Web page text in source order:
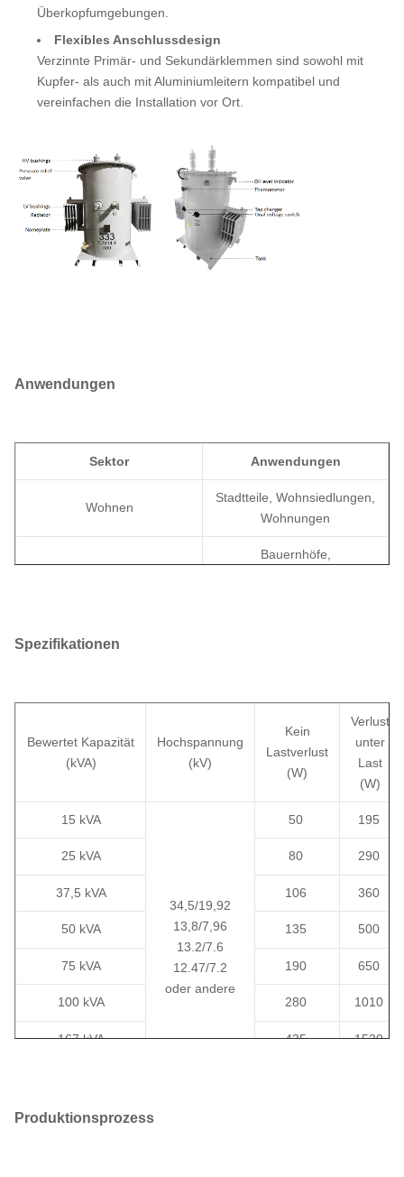
Überkopfumgebungen.
Flexibles Anschlussdesign
Verzinnte Primär- und Sekundärklemmen sind sowohl mit
Kupfer- als auch mit Aluminiumleitern kompatibel und
vereinfachen die Installation vor Ort.
Anwendungen
Sektor Anwendungen
Wohnen
Stadtteile, Wohnsiedlungen,
Wohnungen
Bauernhöfe,
Kommerziell
Straßenbeleuchtung,
Fernstromversorgung
Spezifikationen
Bewertet Kapazität
(kVA)
Hochspannung
(kV)
Kein
Lastverlust
(W)
Verlust
unter
Last
(W)
15 kVA
34,5/19,92
13,8/7,96
13.2/7.6
12.47/7.2
oder andere
50 195
25 kVA 80 290
37,5 kVA 106 360
50 kVA 135 500
75 kVA 190 650
100 kVA 280 1010
167 kVA 435 1530
Produktionsprozess